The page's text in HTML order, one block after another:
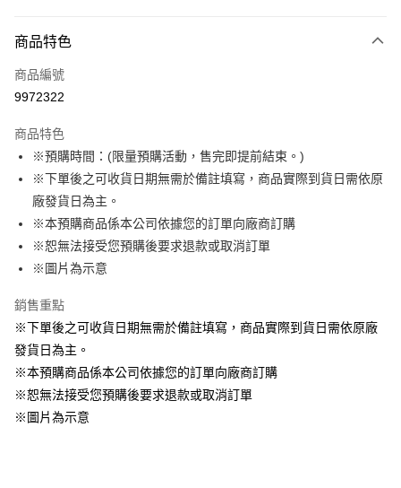
信用卡一次付款
超商取貨付款
Apple Pay
悠遊付
Google Pay
ATM付款
運送方式
全家取貨付款
每筆NT$65，滿NT$1,300(含以上)免運費
付款後全家取貨
商品特色
商品編號
9972322
商品特色
※預購時間：(限量預購活動，售完即提前結束。)
※下單後之可收貨日期無需於備註填寫，商品實際到貨日需依原
廠發貨日為主。
※本預購商品係本公司依據您的訂單向廠商訂購
※恕無法接受您預購後要求退款或取消訂單
※圖片為示意
銷售重點
※下單後之可收貨日期無需於備註填寫，商品實際到貨日需依原廠
發貨日為主。
※本預購商品係本公司依據您的訂單向廠商訂購
※恕無法接受您預購後要求退款或取消訂單
※圖片為示意